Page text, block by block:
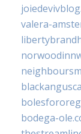
valera-
bodega-